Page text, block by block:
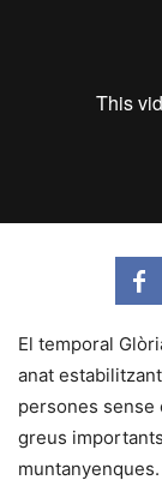
El temporal
anat
persones sense
greus
muntanyenques.